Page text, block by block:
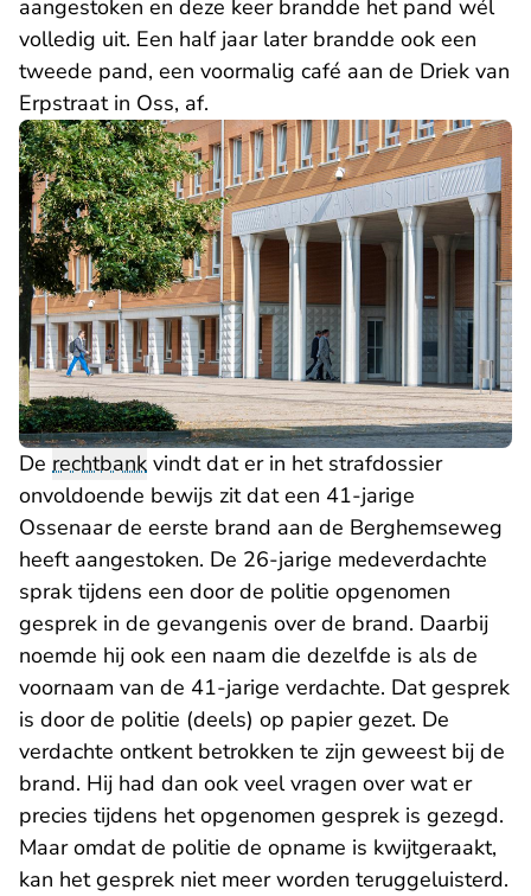
aangestoken en deze keer brandde het pand wél
volledig uit. Een half jaar later brandde ook een
tweede pand, een voormalig café aan de Driek van
Erpstraat in Oss, af.
De rechtbank vindt dat er in het strafdossier
onvoldoende bewijs zit dat een 41-jarige
Ossenaar de eerste brand aan de Berghemseweg
heeft aangestoken. De 26-jarige medeverdachte
sprak tijdens een door de politie opgenomen
gesprek in de gevangenis over de brand. Daarbij
noemde hij ook een naam die dezelfde is als de
voornaam van de 41-jarige verdachte. Dat gesprek
is door de politie (deels) op papier gezet. De
verdachte ontkent betrokken te zijn geweest bij de
brand. Hij had dan ook veel vragen over wat er
precies tijdens het opgenomen gesprek is gezegd.
Maar omdat de politie de opname is kwijtgeraakt,
kan het gesprek niet meer worden teruggeluisterd.